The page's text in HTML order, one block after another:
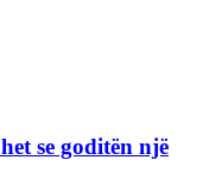
se goditën një